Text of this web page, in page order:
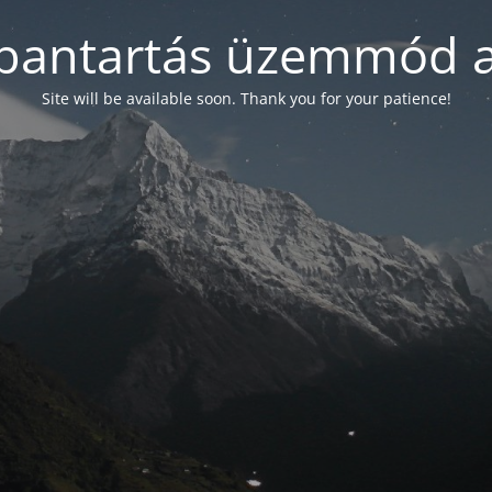
üzemmód
Site will be available soon. Thank you for your patience!